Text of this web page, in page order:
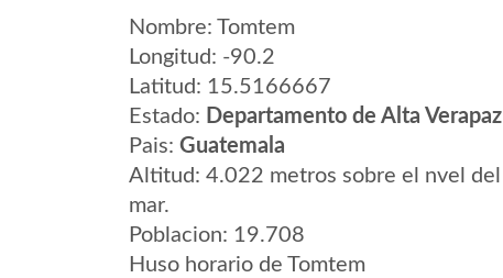
Nombre: Tomtem
Longitud: -90.2
Latitud: 15.5166667
Estado: Departamento de Alta Verapaz
Pais: Guatemala
Altitud: 4.022 metros sobre el nvel del
mar.
Poblacion: 19.708
Huso horario de Tomtem